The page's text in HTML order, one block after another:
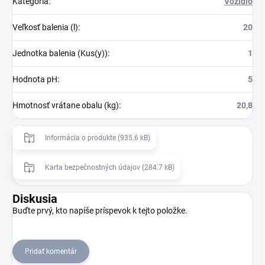
Veľkosť balenia (l): 20
Jednotka balenia (Kus(y)): 1
Hodnota pH: 5
Hmotnosť vrátane obalu (kg): 20,8
Informácia o produkte (935.6 kB)
Karta bezpečnostných údajov (284.7 kB)
Diskusia
Buďte prvý, kto napíše príspevok k tejto položke.
Pridať komentár